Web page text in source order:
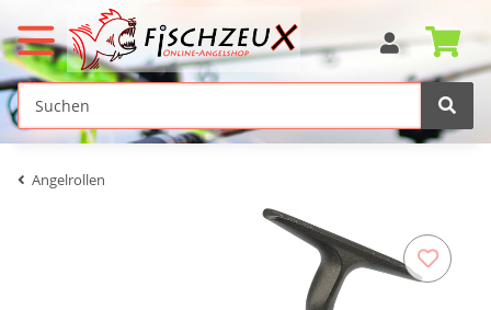
Angelrollen